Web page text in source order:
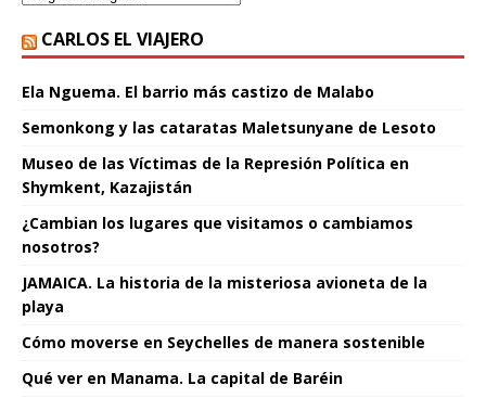
CARLOS EL VIAJERO
Ela Nguema. El barrio más castizo de Malabo
Semonkong y las cataratas Maletsunyane de Lesoto
Museo de las Víctimas de la Represión Política en
Shymkent, Kazajistán
¿Cambian los lugares que visitamos o cambiamos
nosotros?
JAMAICA. La historia de la misteriosa avioneta de la
playa
Cómo moverse en Seychelles de manera sostenible
Qué ver en Manama. La capital de Baréin